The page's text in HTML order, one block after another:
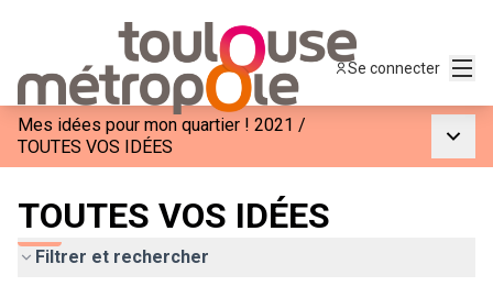
Se connecter
Mes idées pour mon quartier ! 2021 /
TOUTES VOS IDÉES
TOUTES VOS IDÉES
Filtrer et rechercher